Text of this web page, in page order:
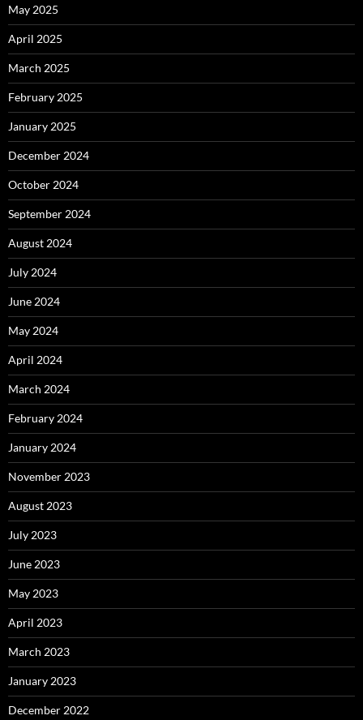
May 2025
April 2025
March 2025
February 2025
January 2025
December 2024
October 2024
September 2024
August 2024
July 2024
June 2024
May 2024
April 2024
March 2024
February 2024
January 2024
November 2023
August 2023
July 2023
June 2023
May 2023
April 2023
March 2023
January 2023
December 2022